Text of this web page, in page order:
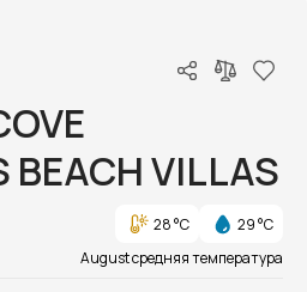
BEACH VILLAS
28 °C
29 °C
August средняя температура